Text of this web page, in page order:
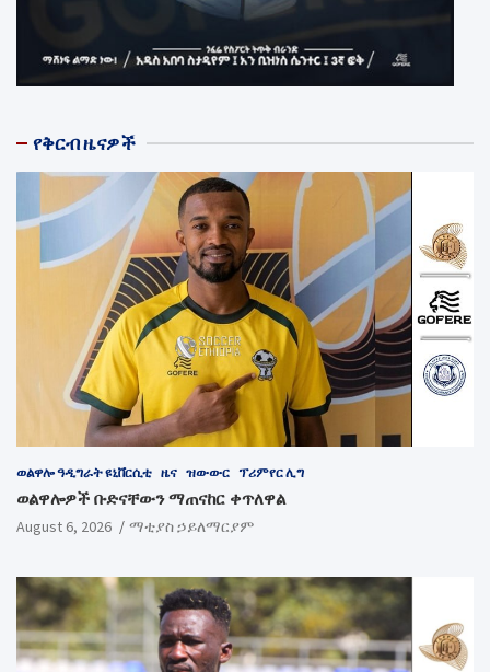
የቅርብ ዜናዎች
ወልዋሎ ዓዲግራት ዩኒቨርሲቲ ዜና ዝውውር ፕሪምየር ሊግ
ወልዋሎዎች ቡድናቸውን ማጠናከር ቀጥለዋል
August 6, 2026 ማቲያስ ኃይለማርያም